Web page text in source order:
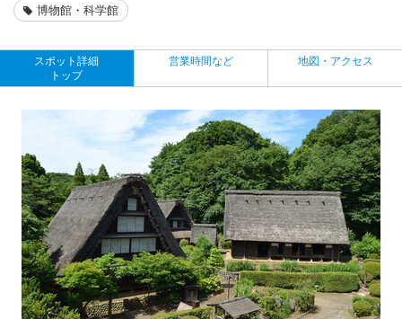
博物館・科学館
スポット詳細
トップ
営業時間など 地図・アクセス